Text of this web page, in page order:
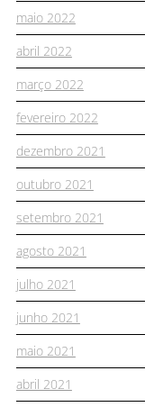
maio 2022
abril 2022
março 2022
fevereiro 2022
dezembro 2021
outubro 2021
setembro 2021
agosto 2021
julho 2021
junho 2021
maio 2021
abril 2021